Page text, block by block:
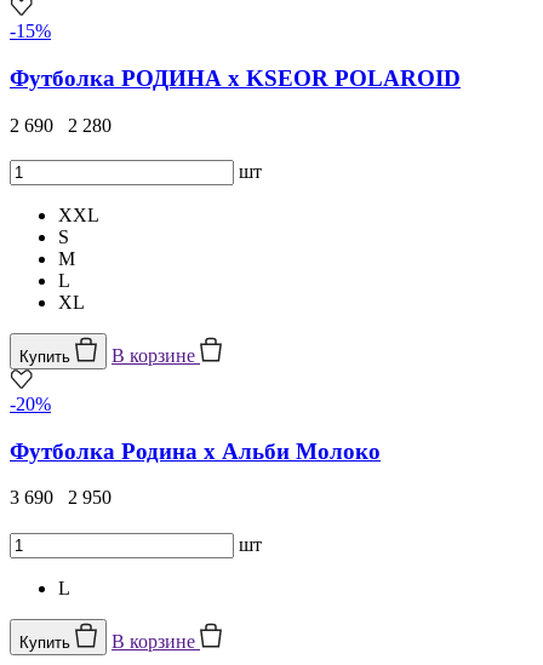
-15%
Футболка РОДИНА x KSEOR POLAROID
2 690 2 280
шт
XXL
S
M
L
XL
Купить В корзине
-20%
Футболка Родина х Альби Молоко
3 690 2 950
шт
L
Купить В корзине